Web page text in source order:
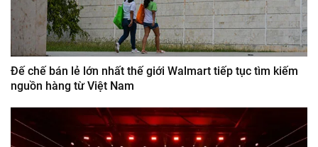
Đế chế bán lẻ lớn nhất thế giới Walmart tiếp tục tìm kiếm
nguồn hàng từ Việt Nam